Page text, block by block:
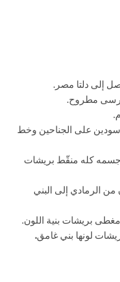
إلى دلتا مصر.
مطروح.
على الجناحين وخط
جسمه كله منقّط بريشات
من الرمادي إلى البني
بريشات بنية اللون.
لونها بني غامق.